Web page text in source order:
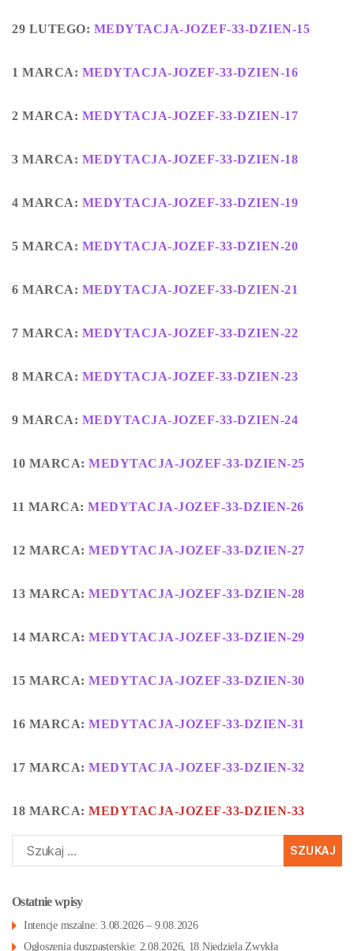
29 LUTEGO: MEDYTACJA-JOZEF-33-DZIEN-15
1 MARCA: MEDYTACJA-JOZEF-33-DZIEN-16
2 MARCA: MEDYTACJA-JOZEF-33-DZIEN-17
3 MARCA: MEDYTACJA-JOZEF-33-DZIEN-18
4 MARCA: MEDYTACJA-JOZEF-33-DZIEN-19
5 MARCA: MEDYTACJA-JOZEF-33-DZIEN-20
6 MARCA: MEDYTACJA-JOZEF-33-DZIEN-21
7 MARCA: MEDYTACJA-JOZEF-33-DZIEN-22
8 MARCA: MEDYTACJA-JOZEF-33-DZIEN-23
9 MARCA: MEDYTACJA-JOZEF-33-DZIEN-24
10 MARCA: MEDYTACJA-JOZEF-33-DZIEN-25
11 MARCA: MEDYTACJA-JOZEF-33-DZIEN-26
12 MARCA: MEDYTACJA-JOZEF-33-DZIEN-27
13 MARCA: MEDYTACJA-JOZEF-33-DZIEN-28
14 MARCA: MEDYTACJA-JOZEF-33-DZIEN-29
15 MARCA: MEDYTACJA-JOZEF-33-DZIEN-30
16 MARCA: MEDYTACJA-JOZEF-33-DZIEN-31
17 MARCA: MEDYTACJA-JOZEF-33-DZIEN-32
18 MARCA: MEDYTACJA-JOZEF-33-DZIEN-33
Szukaj:
Ostatnie wpisy
Intencje mszalne: 3.08.2026 – 9.08.2026
Ogłoszenia duszpasterskie: 2.08.2026, 18 Niedziela Zwykła